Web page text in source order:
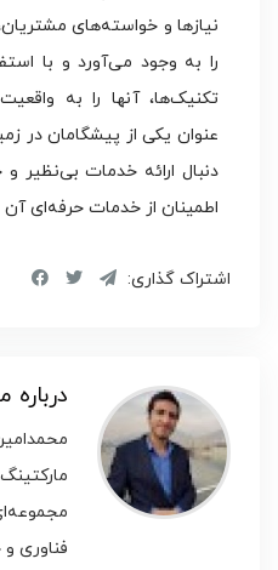
نیازها و خواسته‌های
را به وجود می‌آورد و با
تکنیک‌ها، آنها را به
عنوان یکی از پیشگامان در
دنبال ارائه خدمات بی‌نظیر
اطمینان از خدمات حرفه‌ای
اشتراک گذاری:
فناوری